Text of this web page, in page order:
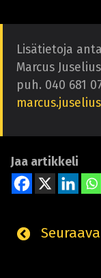
Lisätietoja
Marcus Juselius
puh. 040 681
Jaa artikkeli
Seuraava